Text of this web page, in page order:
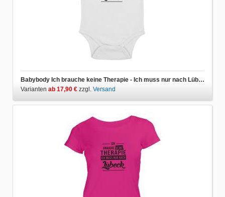
Babybody Ich brauche keine Therapie - Ich muss nur nach Lübeck
Varianten ab 17,90 € zzgl. Versand